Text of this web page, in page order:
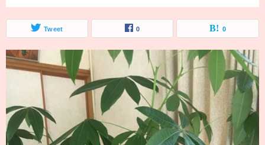
Tweet 0 0